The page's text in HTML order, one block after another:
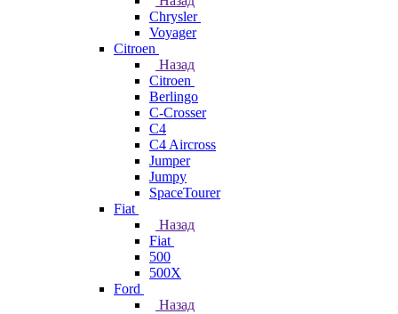
Chrysler
Voyager
Citroen
Назад
Citroen
Berlingo
C-Crosser
C4
C4 Aircross
Jumper
Jumpy
SpaceTourer
Fiat
Назад
Fiat
500
500X
Ford
Назад